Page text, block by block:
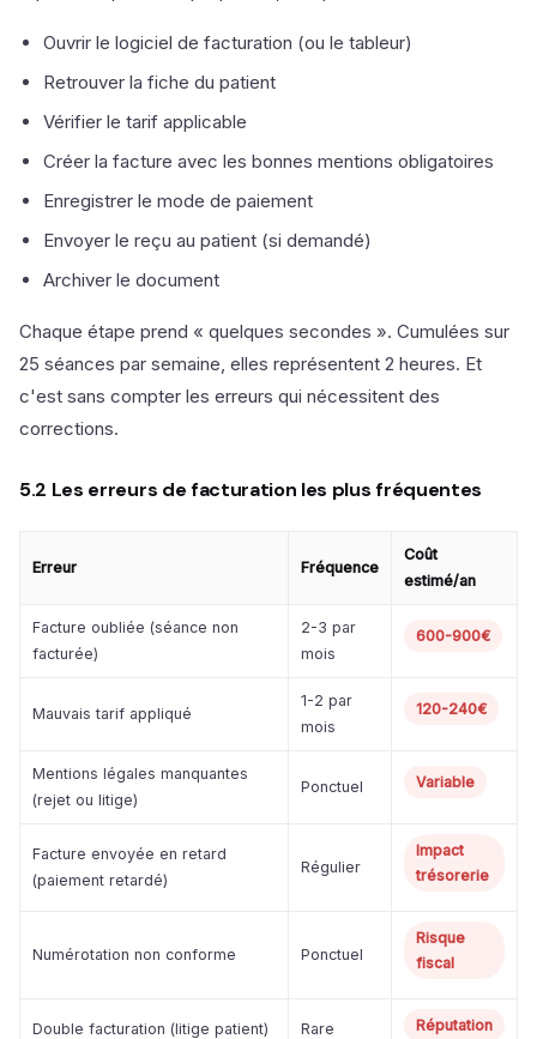
Ouvrir le logiciel de facturation (ou le tableur)
Retrouver la fiche du patient
Vérifier le tarif applicable
Créer la facture avec les bonnes mentions obligatoires
Enregistrer le mode de paiement
Envoyer le reçu au patient (si demandé)
Archiver le document
Chaque étape prend « quelques secondes ». Cumulées sur
25 séances par semaine, elles représentent 2 heures. Et
c'est sans compter les erreurs qui nécessitent des
corrections.
5.2 Les erreurs de facturation les plus fréquentes
Erreur Fréquence
Coût
estimé/an
Facture oubliée (séance non
facturée)
2-3 par
mois
600-900€
Mauvais tarif appliqué
1-2 par
mois
120-240€
Mentions légales manquantes
(rejet ou litige)
Ponctuel Variable
Facture envoyée en retard
(paiement retardé)
Régulier
Impact
trésorerie
Numérotation non conforme Ponctuel
Risque
fiscal
Double facturation (litige patient) Rare Réputation